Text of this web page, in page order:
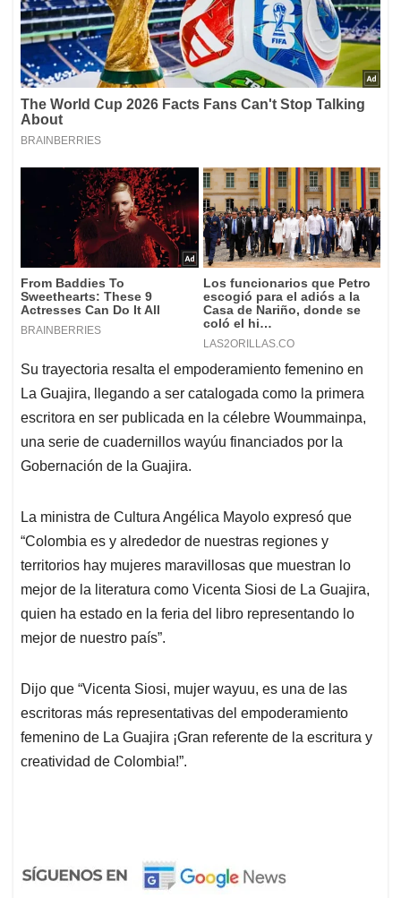
Su trayectoria resalta el empoderamiento femenino en
La Guajira, llegando a ser catalogada como la primera
escritora en ser publicada en la célebre Woummainpa,
una serie de cuadernillos wayúu financiados por la
Gobernación de la Guajira.
La ministra de Cultura Angélica Mayolo expresó que
“Colombia es y alrededor de nuestras regiones y
territorios hay mujeres maravillosas que muestran lo
mejor de la literatura como Vicenta Siosi de La Guajira,
quien ha estado en la feria del libro representando lo
mejor de nuestro país”.
Dijo que “Vicenta Siosi, mujer wayuu, es una de las
escritoras más representativas del empoderamiento
femenino de La Guajira ¡Gran referente de la escritura y
creatividad de Colombia!”.